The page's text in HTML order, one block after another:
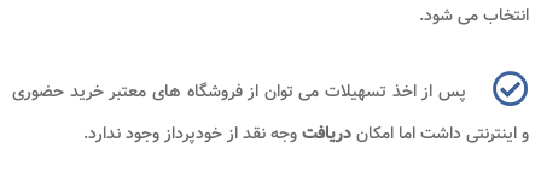
انتخاب می شود.
پس از اخذ تسهیلات می توان از فروشگاه های معتبر خرید حضوری
و اینترنتی داشت اما امکاندریافتوجه نقد از خودپرداز وجود ندارد.